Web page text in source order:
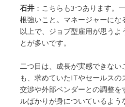
石井 ：こちらも3つあります。
根強いこと。マネージャーに
以上で、ジョブ型雇用が思うよ
とが多いです。
二つ目は、成長が実感できない
も、求めていたITやセールスの
交渉や外部ベンダーとの調整を
ルばかりが身についているよう